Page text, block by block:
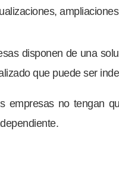
disponen de una
que puede ser
empresas no tengan